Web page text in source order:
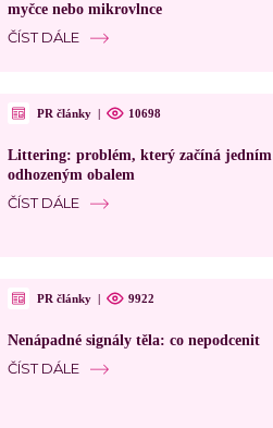
myčce nebo mikrovlnce
ČÍST DÁLE
PR články | 10698
Littering: problém, který začíná jedním
odhozeným obalem
ČÍST DÁLE
PR články | 9922
Nenápadné signály těla: co nepodcenit
ČÍST DÁLE